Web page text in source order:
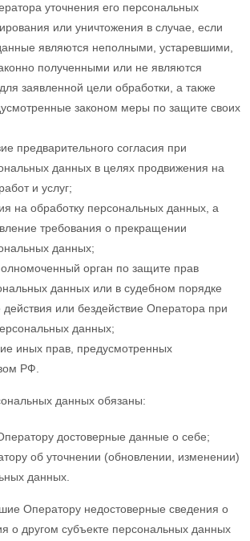
уточнения его персональных
или уничтожения в случае, если
являются неполными, устаревшими,
полученными или не являются
заявленной цели обработки, а также
законом меры по защите своих
предварительного согласия при
данных в целях продвижения на
и услуг;
на обработку персональных данных, а
требования о прекращении
данных;
орган по защите прав
данных или в судебном порядке
или бездействие Оператора при
данных;
иных прав, предусмотренных
РФ.
данных обязаны:
достоверные данные о себе;
об уточнении (обновлении, изменении)
данных.
Оператору недостоверные сведения о
о другом субъекте персональных данных